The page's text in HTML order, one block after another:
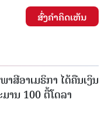
ສົ່ງຄໍາຄິດເຫັນ
ສີອາເມຣິກາ ໄດ້ຄືນເງິນ
ານ 100 ຕື້ໂດລາ